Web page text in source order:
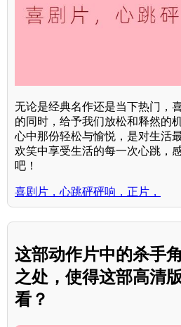
无论是经典名作还是当下热门，
的同时，给予我们放松和释然的
心中那份轻松与愉悦，是对生活
欢笑中享受生活的每一次心跳，
吧！
喜剧片，心跳砰砰响，正片，
这部动作片中的杀手
之处，使得这部高清
看？